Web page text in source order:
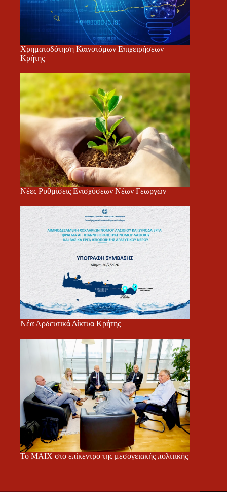
Χρηματοδότηση Καινοτόμων Επιχειρήσεων
Κρήτης
Νέες Ρυθμίσεις Ενισχύσεων Νέων Γεωργών
Νέα Αρδευτικά Δίκτυα Κρήτης
Το ΜΑΙΧ στο επίκεντρο της μεσογειακής πολιτικής